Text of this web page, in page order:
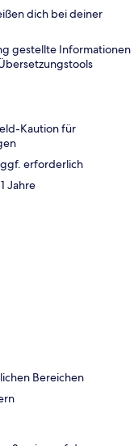
dich bei deiner
gestellte Informationen
Kaution für
ggf. erforderlich
Jahre
Bereichen